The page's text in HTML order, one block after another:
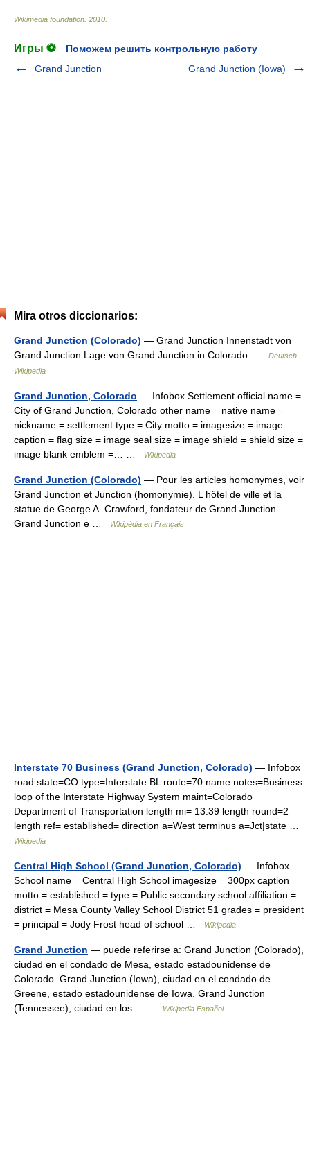
Wikimedia foundation 2010
Игры ⚽
Поможем решить контрольную работу
Grand Junction
Grand Junction (Iowa)
Mira otros diccionarios:
Grand Junction (Colorado) — Grand Junction Innenstadt von
Grand Junction Lage von Grand Junction in Colorado …
Deutsch
Wikipedia
Grand Junction, Colorado — Infobox Settlement official name =
City of Grand Junction, Colorado other name = native name =
nickname = settlement type = City motto = imagesize = image
caption = flag size = image seal size = image shield = shield size =
image blank emblem =… …
Wikipedia
Grand Junction (Colorado) — Pour les articles homonymes, voir
Grand Junction et Junction (homonymie). L hôtel de ville et la
statue de George A. Crawford, fondateur de Grand Junction.
Grand Junction e …
Wikipédia en Français
Interstate 70 Business (Grand Junction, Colorado) — Infobox
road state=CO type=Interstate BL route=70 name notes=Business
loop of the Interstate Highway System maint=Colorado
Department of Transportation length mi= 13.39 length round=2
length ref= established= direction a=West terminus a=Jct|state …
Wikipedia
Central High School (Grand Junction, Colorado) — Infobox
School name = Central High School imagesize = 300px caption =
motto = established = type = Public secondary school affiliation =
district = Mesa County Valley School District 51 grades = president
= principal = Jody Frost head of school …
Wikipedia
Grand Junction — puede referirse a: Grand Junction (Colorado),
ciudad en el condado de Mesa, estado estadounidense de
Colorado. Grand Junction (Iowa), ciudad en el condado de
Greene, estado estadounidense de Iowa. Grand Junction
(Tennessee), ciudad en los… …
Wikipedia Español